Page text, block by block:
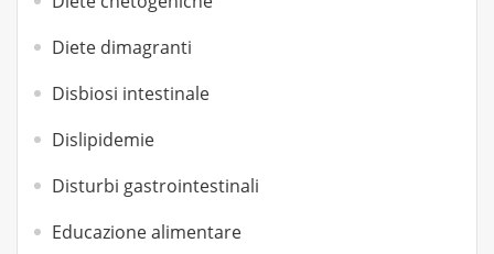
Diete dimagranti
Disbiosi intestinale
Dislipidemie
Disturbi gastrointestinali
Educazione alimentare